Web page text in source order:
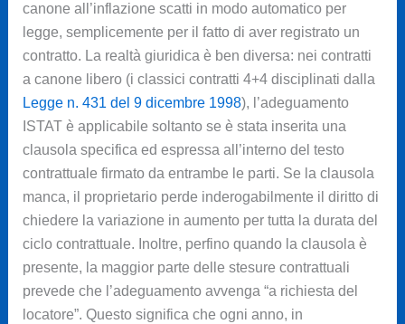
canone all’inflazione scatti in modo automatico per
legge, semplicemente per il fatto di aver registrato un
contratto. La realtà giuridica è ben diversa: nei contratti
a canone libero (i classici contratti 4+4 disciplinati dalla
Legge n. 431 del 9 dicembre 1998), l’adeguamento
ISTAT è applicabile soltanto se è stata inserita una
clausola specifica ed espressa all’interno del testo
contrattuale firmato da entrambe le parti. Se la clausola
manca, il proprietario perde inderogabilmente il diritto di
chiedere la variazione in aumento per tutta la durata del
ciclo contrattuale. Inoltre, perfino quando la clausola è
presente, la maggior parte delle stesure contrattuali
prevede che l’adeguamento avvenga “a richiesta del
locatore”. Questo significa che ogni anno, in